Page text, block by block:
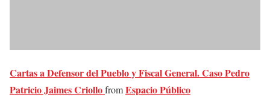
Cartas a Defensor del Pueblo y Fiscal General. Caso Pedro
Patricio Jaimes CriollofromEspacio Público